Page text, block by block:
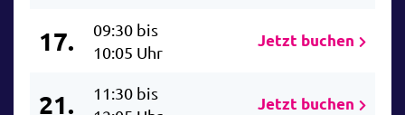
17.
09:30 bis
10:05 Uhr
Jetzt buchen
21.
11:30 bis
Jetzt buchen